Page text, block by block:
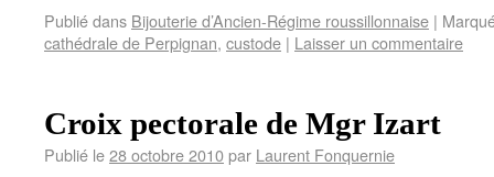
Publié dans Bijouterie d’Ancien-Régime roussillonnaise |
cathédrale de Perpignan, custode | Laisser un commentaire
Croix pectorale de Mgr Izart
Publié le28 octobre 2010par Laurent Fonquernie